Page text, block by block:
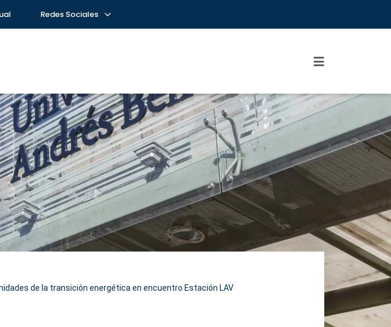
Redes Sociales
de la transición energética en encuentro Estación LAV